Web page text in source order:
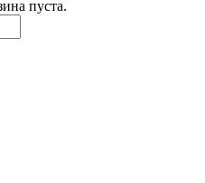
пуста.